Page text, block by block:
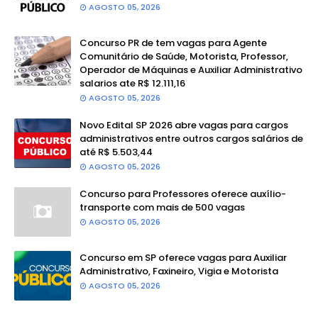
AGOSTO 05, 2026
Concurso PR de tem vagas para Agente
Comunitário de Saúde, Motorista, Professor,
Operador de Máquinas e Auxiliar Administrativo
salarios ate R$ 12.111,16
AGOSTO 05, 2026
Novo Edital SP 2026 abre vagas para cargos
administrativos entre outros cargos salários de
até R$ 5.503,44
AGOSTO 05, 2026
Concurso para Professores oferece auxílio-
transporte com mais de 500 vagas
AGOSTO 05, 2026
Concurso em SP oferece vagas para Auxiliar
Administrativo, Faxineiro, Vigia e Motorista
AGOSTO 05, 2026